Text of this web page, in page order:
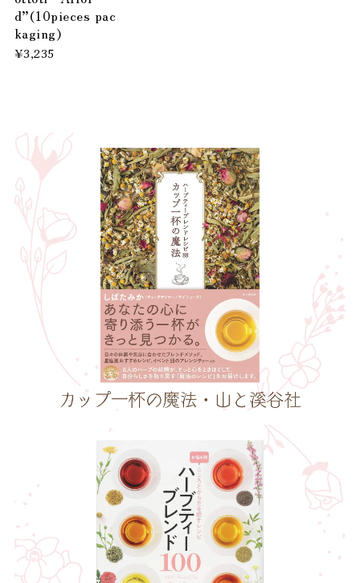
d”(10pieces pac
kaging)
¥3,235